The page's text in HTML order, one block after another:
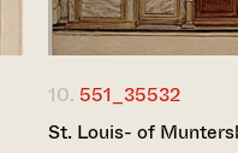
10. 551_35532
St. Louis- of